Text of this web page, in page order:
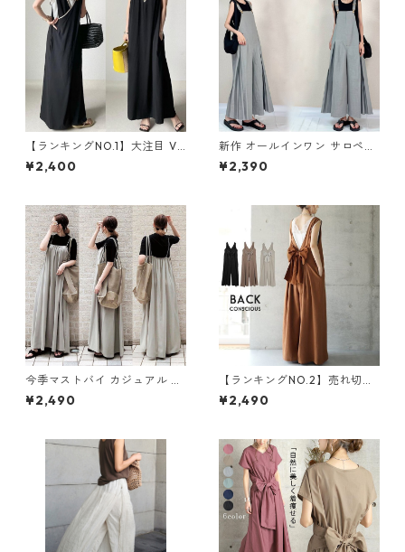
【ランキングNO.1】大注目 V
ネック ノースリーブ ワンピー
ス m-738
¥2,400
新作 オールインワン サロペッ
トパンツ m-462
¥2,390
今季マストバイ カジュアル ゆ
ったりキャミワンピース m-4
65
¥2,490
【ランキングNO.2】売れ切れ
必至 バックリボン4色展開 オ
ールインワン m-385
¥2,490